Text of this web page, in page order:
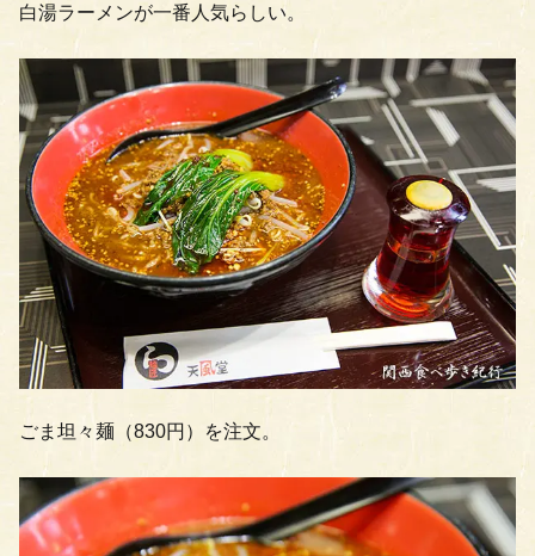
白湯ラーメンが一番人気らしい。
ごま坦々麺（830円）を注文。